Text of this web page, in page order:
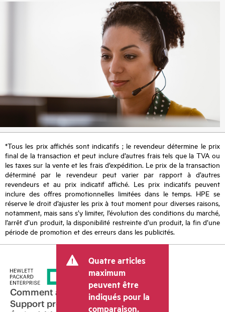
*Tous les prix affichés sont indicatifs ; le revendeur détermine le prix
final de la transaction et peut inclure d’autres frais tels que la TVA ou
les taxes sur la vente et les frais d’expédition. Le prix de la transaction
déterminé par le revendeur peut varier par rapport à d’autres
revendeurs et au prix indicatif affiché. Les prix indicatifs peuvent
inclure des offres promotionnelles limitées dans le temps. HPE se
réserve le droit d’ajuster les prix à tout moment pour diverses raisons,
notamment, mais sans s’y limiter, l’évolution des conditions du marché,
l’arrêt d’un produit, la disponibilité restreinte d’un produit, la fin d’une
période de promotion et des erreurs dans les publicités.
Quatre articles
maximum
peuvent être
indiqués pour la
comparaison.
Comment acheter
Support produit